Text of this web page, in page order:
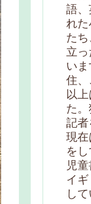
語、
れ
た
立
い
住、
以
た
記者
現
を
児
イ
して